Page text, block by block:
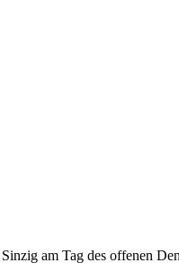
am Tag des offenen